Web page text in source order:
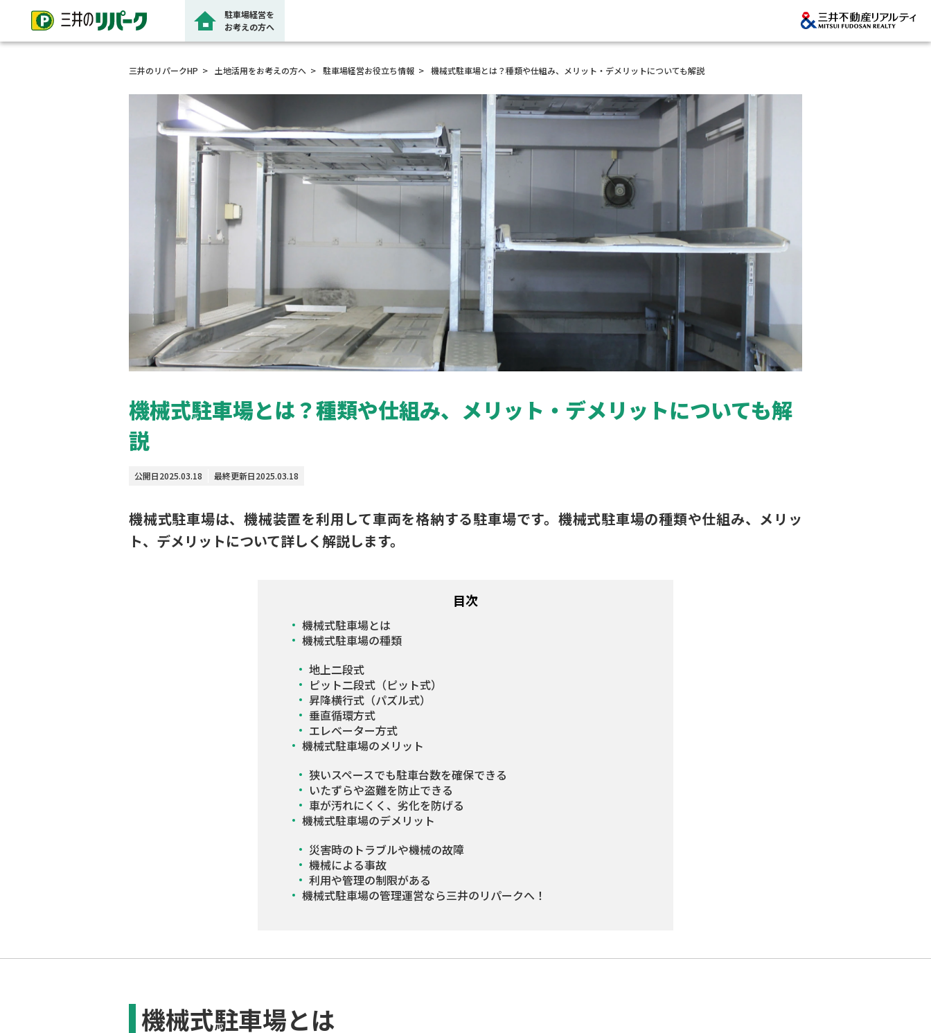
駐車場経営を
お考えの方へ
三井のリパークHP 土地活用をお考えの方へ 駐車場経営お役立ち情報 機械式駐車場とは？種類や仕組み、メリット・デメリットについても解説
機械式駐車場とは？種類や仕組み、メリット・デメリットについても解
説
公開日2025.03.18 最終更新日2025.03.18
機械式駐車場は、機械装置を利用して車両を格納する駐車場です。機械式駐車場の種類や仕組み、メリッ
ト、デメリットについて詳しく解説します。
目次
機械式駐車場とは
機械式駐車場の種類
地上二段式
ピット二段式（ピット式）
昇降横行式（パズル式）
垂直循環方式
エレベーター方式
機械式駐車場のメリット
狭いスペースでも駐車台数を確保できる
いたずらや盗難を防止できる
車が汚れにくく、劣化を防げる
機械式駐車場のデメリット
災害時のトラブルや機械の故障
機械による事故
利用や管理の制限がある
機械式駐車場の管理運営なら三井のリパークへ！
機械式駐車場とは